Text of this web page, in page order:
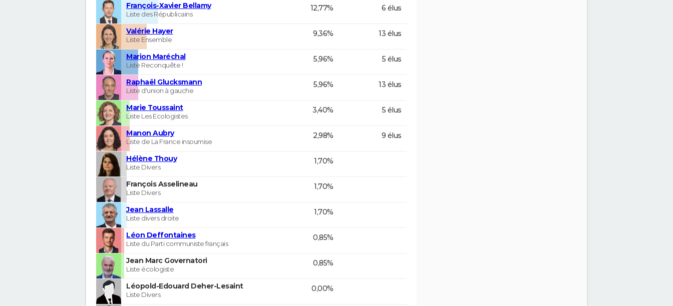
François-Xavier Bellamy
Liste des Républicains
12,77% 6 élus
Valérie Hayer
Liste Ensemble
9,36% 13 élus
Marion Maréchal
Liste Reconquête !
5,96% 5 élus
Raphaël Glucksmann
Liste d'union à gauche
5,96% 13 élus
Marie Toussaint
Liste Les Ecologistes
3,40% 5 élus
Manon Aubry
Liste de La France insoumise
2,98% 9 élus
Hélène Thouy
Liste Divers
1,70%
François Asselineau
Liste Divers
1,70%
Jean Lassalle
Liste divers droite
1,70%
Léon Deffontaines
Liste du Parti communiste français
0,85%
Jean Marc Governatori
Liste écologiste
0,85%
Léopold-Edouard Deher-Lesaint
Liste Divers
0,00%